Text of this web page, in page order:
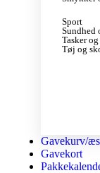
Sport
Sundhed
Tasker
Tøj og
Gavekurv/
Gavekort